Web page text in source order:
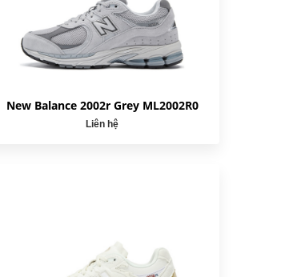
New Balance 2002r Grey ML2002R0
Liên hệ